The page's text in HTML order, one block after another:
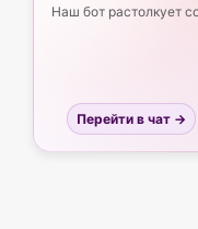
Наш бот растолкует
Перейти в чат →